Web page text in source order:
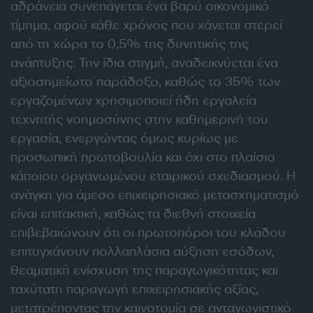
αδράνεια συνεπάγεται ένα βαρύ οικονομικό
τίμημα, αφού κάθε χρόνος που χάνεται στερεί
από τη χώρα το 0,5% της δυνητικής της
ανάπτυξης. Την ίδια στιγμή, αναδεικνύεται ένα
αξιοσημείωτο παράδοξο, καθώς το 35% των
εργαζομένων χρησιμοποιεί ήδη εργαλεία
τεχνητής νοημοσύνης στην καθημερινή του
εργασία, ενεργώντας όμως κυρίως με
προσωπική πρωτοβουλία και όχι στο πλαίσιο
κάποιου οργανωμένου εταιρικού σχεδιασμού. Η
ανάγκη για άμεσο επιχειρησιακό μετασχηματισμό
είναι επιτακτική, καθώς τα διεθνή στοιχεία
επιβεβαιώνουν ότι οι πρωτοπόροι του κλάδου
επιτυγχάνουν πολλαπλάσια αύξηση εσόδων,
θεαματική ενίσχυση της παραγωγικότητας και
ταχύτατη παραγωγή επιχειρησιακής αξίας,
μετατρέποντας την καινοτομία σε ανταγωνιστικό